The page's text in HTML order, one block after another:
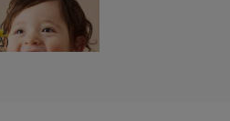
)